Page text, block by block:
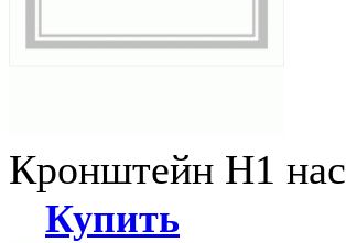
Кронштейн Н1
Купить